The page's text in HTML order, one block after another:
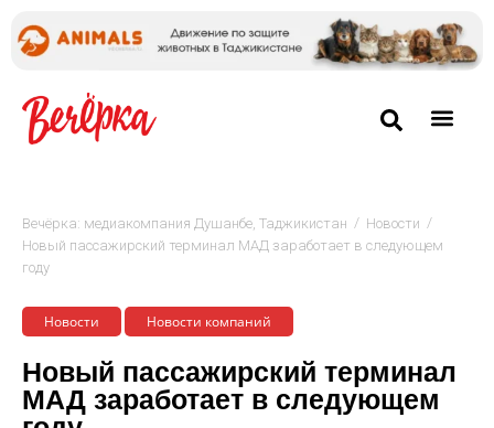
Вечёрка: медиакомпания Душанбе, Таджикистан / Новости /
Новый пассажирский терминал МАД заработает в следующем
году
Новости Новости компаний
Новый пассажирский терминал
МАД заработает в следующем